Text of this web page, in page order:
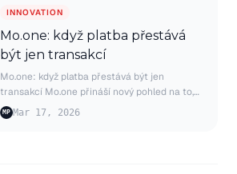
INNOVATION
Mo.one: když platba přestává
být jen transakcí
Mo.one: když platba přestává být jen
transakcí Mo.one přináší nový pohled na to,…
MP Mar 17, 2026